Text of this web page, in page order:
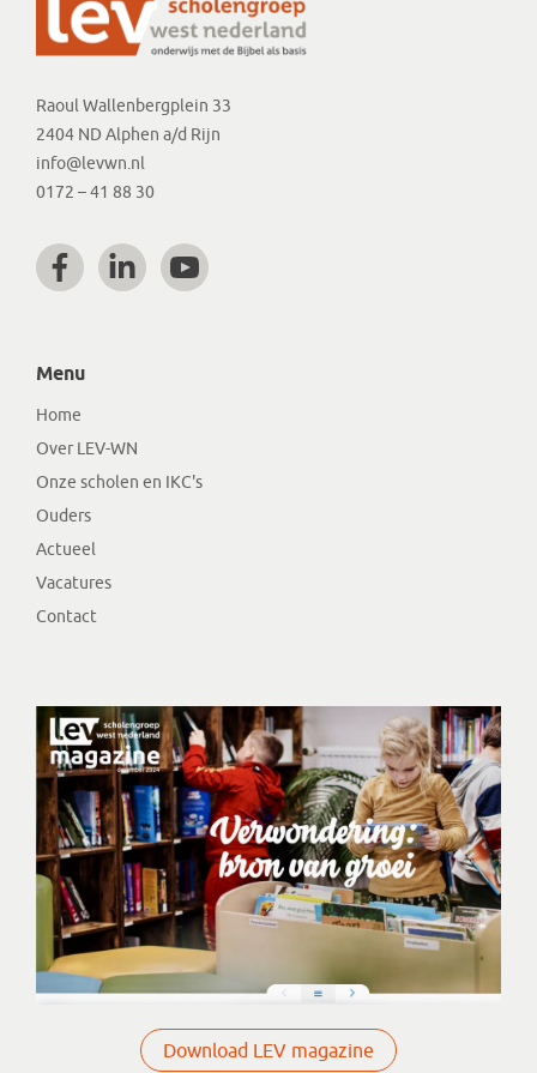
Raoul Wallenbergplein 33
2404 ND Alphen a/d Rijn
info@levwn.nl
0172 – 41 88 30
Menu
Home
Over LEV-WN
Onze scholen en IKC's
Ouders
Actueel
Vacatures
Contact
Download LEV magazine